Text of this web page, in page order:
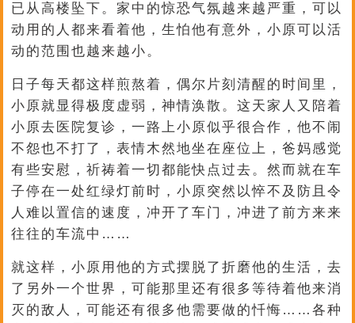
已从高楼坠下。家中的惊恐气氛越来越严重，可以
动用的人都来看着他，生怕他有意外，小原可以活
动的范围也越来越小。
日子每天都这样煎熬着，偶尔片刻清醒的时间里，
小原就显得极度虚弱，神情涣散。这天家人又陪着
小原去医院复诊，一路上小原似乎很合作，他不闹
不怨也不打了，表情木然地坐在座位上，爸妈感觉
有些安慰，祈祷着一切都能快点过去。然而就在车
子停在一处红绿灯前时，小原突然以悴不及防且令
人难以置信的速度，冲开了车门，冲进了前方来来
往往的车流中……
就这样，小原用他的方式摆脱了折磨他的生活，去
了另外一个世界，可能那里还有很多等待着他来消
灭的敌人，可能还有很多他需要做的忏悔……各种